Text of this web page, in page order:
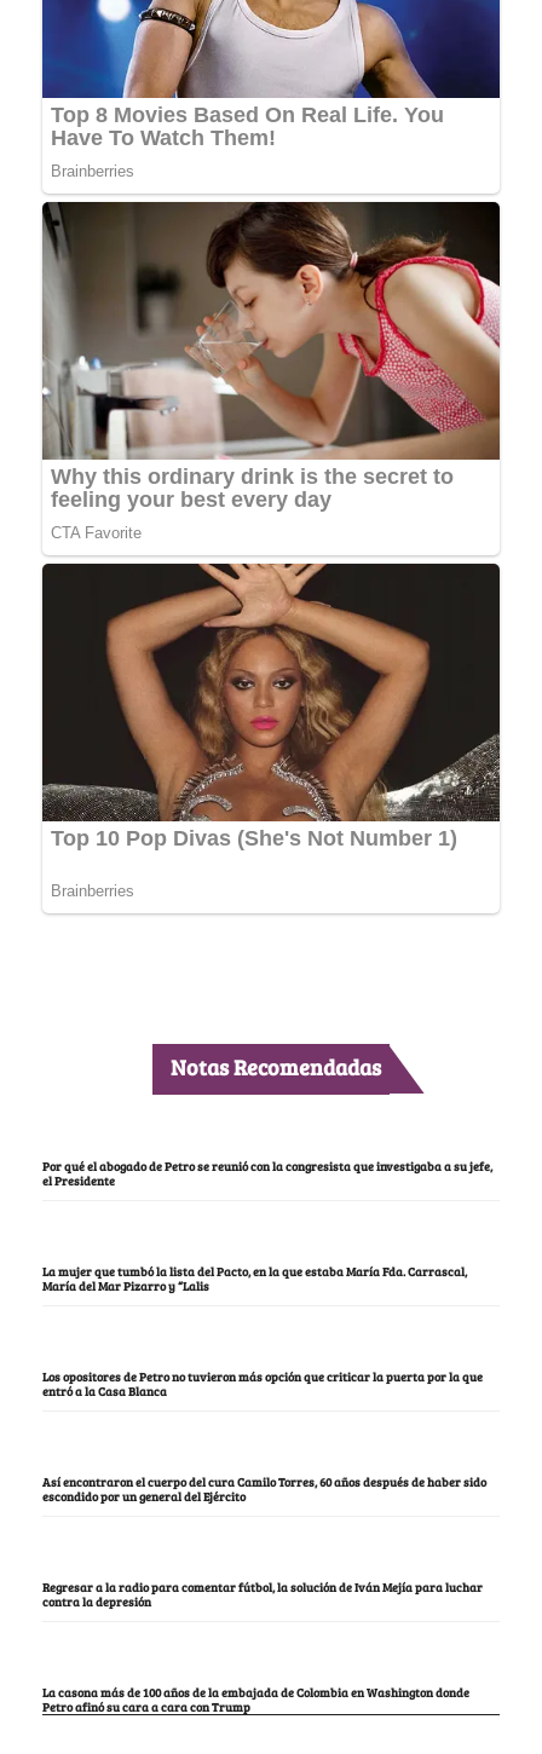
Notas Recomendadas
Por qué el abogado de Petro se reunió con la congresista que investigaba a su jefe,
el Presidente
La mujer que tumbó la lista del Pacto, en la que estaba María Fda. Carrascal,
María del Mar Pizarro y “Lalis
Los opositores de Petro no tuvieron más opción que criticar la puerta por la que
entró a la Casa Blanca
Así encontraron el cuerpo del cura Camilo Torres, 60 años después de haber sido
escondido por un general del Ejército
Regresar a la radio para comentar fútbol, la solución de Iván Mejía para luchar
contra la depresión
La casona más de 100 años de la embajada de Colombia en Washington donde
Petro afinó su cara a cara con Trump